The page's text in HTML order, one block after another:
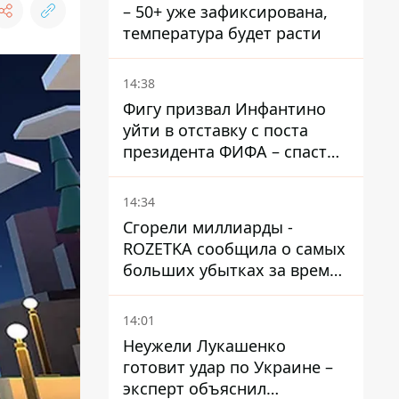
– 50+ уже зафиксирована,
температура будет расти
14:38
Фигу призвал Инфантино
уйти в отставку с поста
президента ФИФА – спасти
футбол еще не поздно
14:34
Сгорели миллиарды -
ROZETKA сообщила о самых
больших убытках за время
существования компании
14:01
Неужели Лукашенко
готовит удар по Украине –
эксперт объяснил